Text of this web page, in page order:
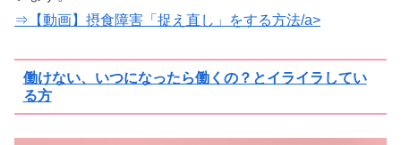
⇒【動画】摂食障害「捉え直し」をする方法/a>
働けない、いつになったら働くの？とイライラしてい
る方